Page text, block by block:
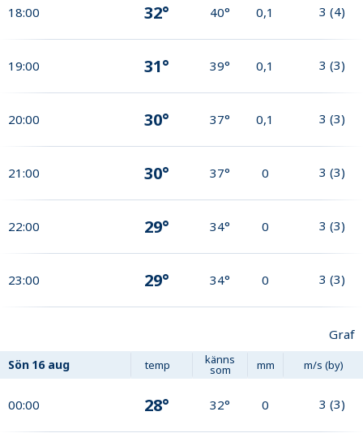
18:00 32° 40° 0,1 3 (4)
19:00 31° 39° 0,1 3 (3)
20:00 30° 37° 0,1 3 (3)
21:00 30° 37° 0 3 (3)
22:00 29° 34° 0 3 (3)
23:00 29° 34° 0 3 (3)
Graf
Sön 16 aug temp känns
som mm m/s (by)
00:00 28° 32° 0 3 (3)